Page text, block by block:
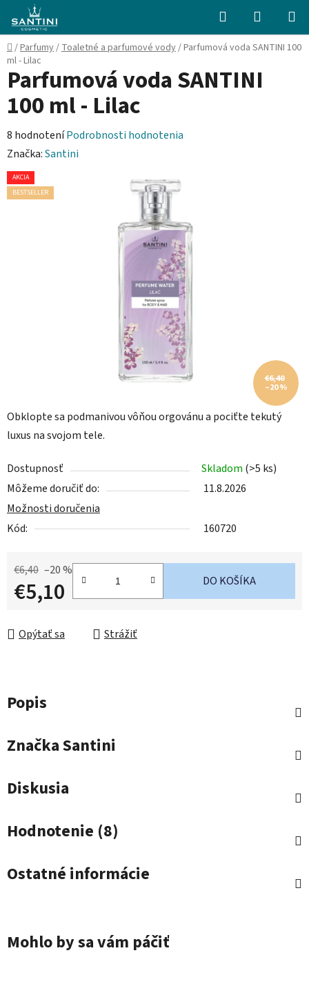
Prejsť
obsah
Hľadať
KOŠÍK
Domov
/Parfumy/Toaletné a parfumové vody/Parfumová voda SANTINI 100
ml - Lilac
Obklopte sa podmanivou vôňou orgovánu a pociťte tekutý
luxus na svojom tele.
Dostupnosť Skladom (>5 ks)
Môžeme doručiť do:
11.8.2026
Možnosti doručenia
Kód:
160720
€6,40 –20 %
€5,10 DO KOŠÍKA
Opýtať sa Strážiť
Parfumová voda SANTINI
100 ml - Lilac
Priemerné
hodnotenie
produktu
je
8 hodnoteníPodrobnosti hodnotenia
Značka:Santini
AKCIA
BESTSELLER
€6,40
–20 %
Popis
ZnačkaSantini
Diskusia
Hodnotenie (8)
Ostatné informácie
Mohlo by sa vám páčiť